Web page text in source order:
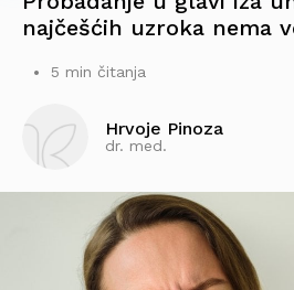
najčešćih uzroka nema
5 min čitanja
Hrvoje Pinoza
dr. med.